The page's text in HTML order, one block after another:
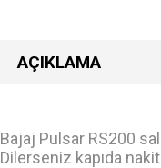
AÇIKLAMA
Bajaj Pulsar RS200
Dilerseniz kapıda